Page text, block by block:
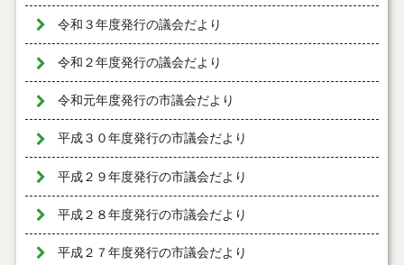
令和３年度発行の議会だより
令和２年度発行の議会だより
令和元年度発行の市議会だより
平成３０年度発行の市議会だより
平成２９年度発行の市議会だより
平成２８年度発行の市議会だより
平成２７年度発行の市議会だより